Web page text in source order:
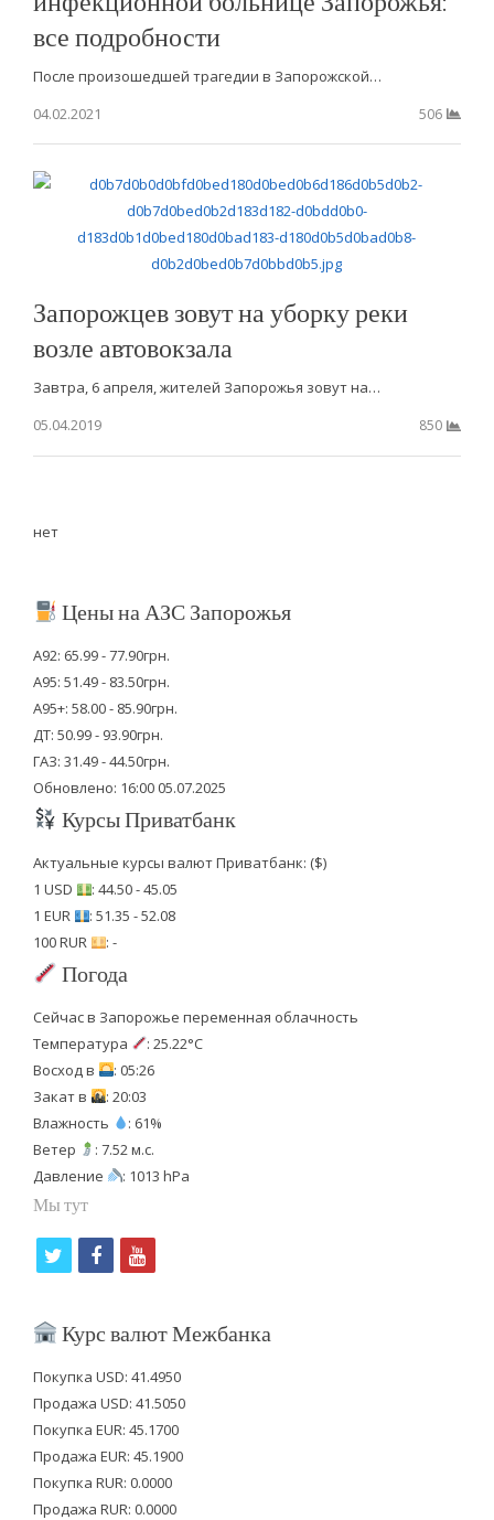
все подробности
После произошедшей трагедии в Запорожской…
04.02.2021
506
Запорожцев зовут на уборку реки
возле автовокзала
Завтра, 6 апреля, жителей Запорожья зовут на…
05.04.2019
850
нет
Цены на АЗС Запорожья
А92: 65.99 - 77.90грн.
А95: 51.49 - 83.50грн.
А95+: 58.00 - 85.90грн.
ДТ: 50.99 - 93.90грн.
ГАЗ: 31.49 - 44.50грн.
Обновлено: 16:00 05.07.2025
Курсы Приватбанк
Актуальные курсы валют Приватбанк: ($)
1 USD
: 44.50 - 45.05
1 EUR
: 51.35 - 52.08
100 RUR
: -
Погода
Сейчас в Запорожье переменная облачность
Температура
: 25.22°C
Восход в
: 05:26
Закат в
: 20:03
Влажность
: 61%
Ветер
: 7.52 м.с.
Давление
: 1013 hPa
Мы тут
i
t
e
r
f
b
o
o
k
y
u
b
e
Курс валют Межбанка
Покупка USD: 41.4950
Продажа USD: 41.5050
Покупка EUR: 45.1700
Продажа EUR: 45.1900
Покупка RUR: 0.0000
Продажа RUR: 0.0000